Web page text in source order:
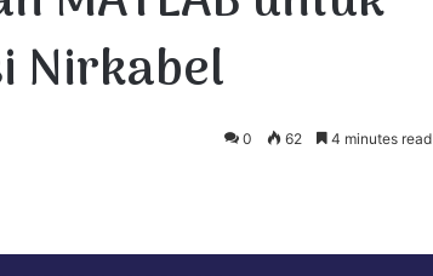
Nirkabel
0 62 4 minutes read